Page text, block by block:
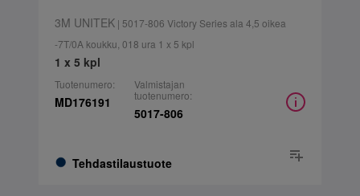
3M UNITEK| 5017-806 Victory Series ala 4,5 oikea
-7T/0A koukku, 018 ura 1 x 5 kpl
1 x 5 kpl
Tuotenumero:
MD176191
Tehdastilaustuote
Valmistajan
tuotenumero:
5017-806